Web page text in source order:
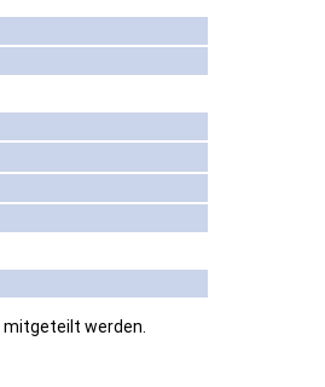
mitgeteilt werden.